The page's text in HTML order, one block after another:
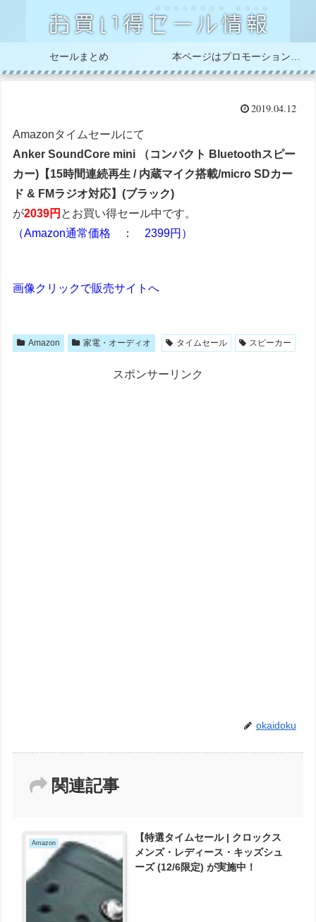
セールまとめ
2019.04.12
Amazonタイムセールにて
Anker SoundCore mini （コンパクト Bluetoothスピー
カー)【15時間連続再生 / 内蔵マイク搭載/micro SDカー
ド & FMラジオ対応】(ブラック)
が2039円 とお買い得セール中です。
（Amazon通常価格 ： 2399円）
画像クリックで販売サイトへ
Amazon 家電・オーディオ タイムセール スピーカー
スポンサーリンク
okaidoku
関連記事
Amazon
【特選タイムセール | クロックス
メンズ・レディース・キッズシュ
ーズ (12/6限定) が実施中！